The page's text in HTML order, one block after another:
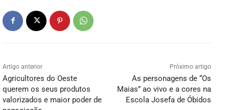
Artigo anterior
Agricultores do Oeste
querem os seus produtos
valorizados e maior poder de
Próximo artigo
As personagens de “Os
Maias” ao vivo e a cores na
Escola Josefa de Óbidos